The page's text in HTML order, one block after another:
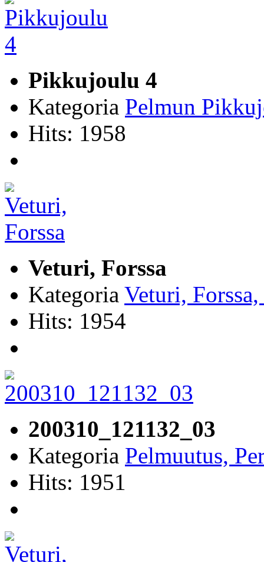
Pikkujoulu 4
Kategoria Pelmun
Hits: 1958
Veturi, Forssa
Kategoria Veturi,
Hits: 1954
200310_121132_03
Kategoria Pelmuutus,
Hits: 1951